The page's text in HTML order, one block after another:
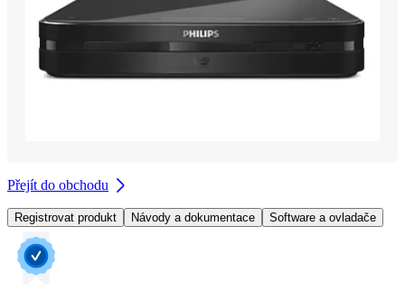
Přejít do obchodu
Registrovat produkt Návody a dokumentace Software a ovladače